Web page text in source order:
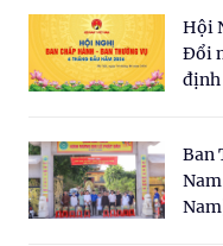
Hội
Đổi
định
Ban